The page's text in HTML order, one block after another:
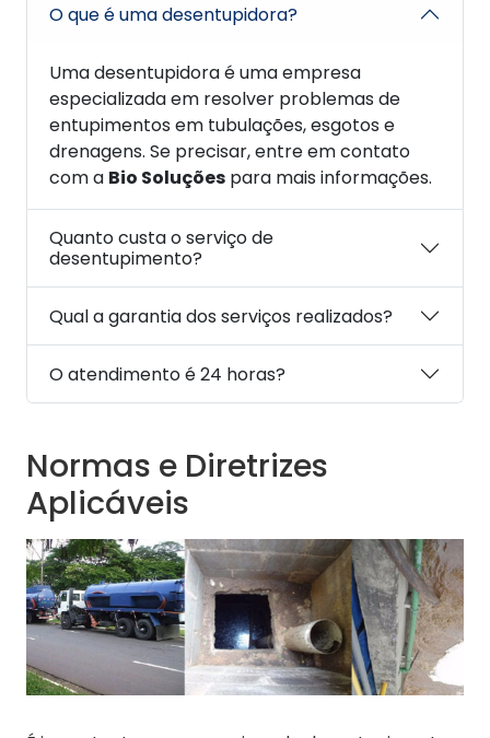
O que é uma desentupidora?
Uma desentupidora é uma empresa
especializada em resolver problemas de
entupimentos em tubulações, esgotos e
drenagens. Se precisar, entre em contato
com a Bio Soluções para mais informações.
Quanto custa o serviço de
desentupimento?
Qual a garantia dos serviços realizados?
O atendimento é 24 horas?
Normas e Diretrizes
Aplicáveis